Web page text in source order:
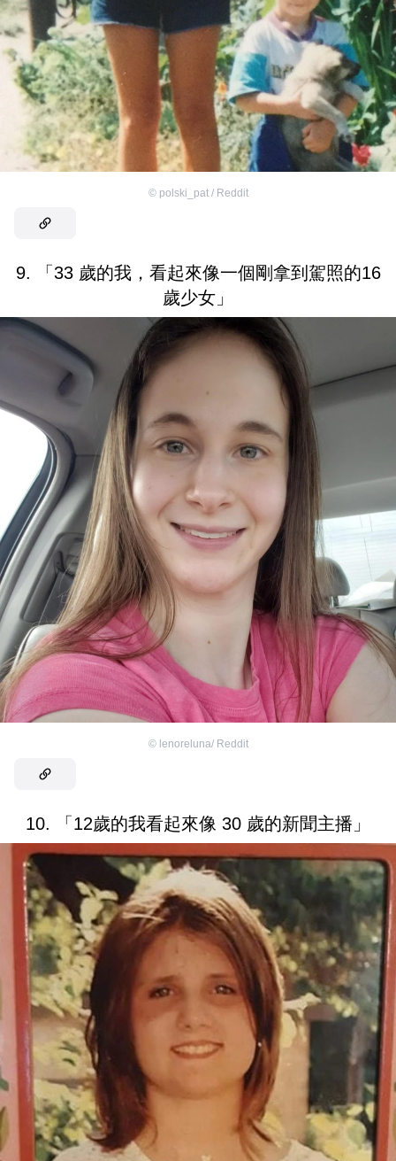
© polski_pat / Reddit
9. 「33 歲的我，看起來像一個剛拿到駕照的16
歲少女」
© lenoreluna/ Reddit
10. 「12歲的我看起來像 30 歲的新聞主播」